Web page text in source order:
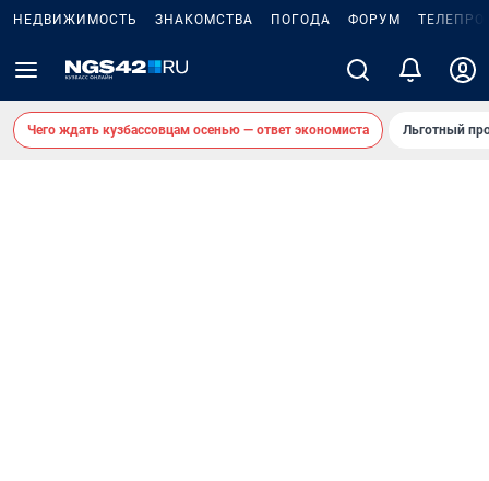
НЕДВИЖИМОСТЬ ЗНАКОМСТВА ПОГОДА ФОРУМ
Чего ждать кузбассовцам осенью — ответ экономиста Льготный